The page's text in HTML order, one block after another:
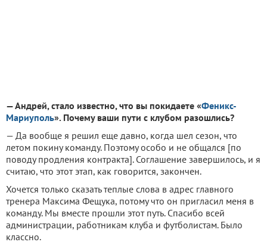
— Андрей, стало известно, что вы покидаете «Феникс-
Мариуполь». Почему ваши пути с клубом разошлись?
— Да вообще я решил еще давно, когда шел сезон, что
летом покину команду. Поэтому особо и не общался [по
поводу продления контракта]. Соглашение завершилось, и я
считаю, что этот этап, как говорится, закончен.
Хочется только сказать теплые слова в адрес главного
тренера Максима Фещука, потому что он пригласил меня в
команду. Мы вместе прошли этот путь. Спасибо всей
администрации, работникам клуба и футболистам. Было
классно.